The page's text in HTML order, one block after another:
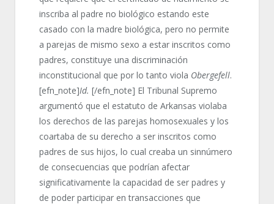
inscriba al padre no biológico estando este
casado con la madre biológica, pero no permite
a parejas de mismo sexo a estar inscritos como
padres, constituye una discriminación
inconstitucional que por lo tanto viola Obergefell.
[efn_note]Id. [/efn_note] El Tribunal Supremo
argumentó que el estatuto de Arkansas violaba
los derechos de las parejas homosexuales y los
coartaba de su derecho a ser inscritos como
padres de sus hijos, lo cual creaba un sinnúmero
de consecuencias que podrían afectar
significativamente la capacidad de ser padres y
de poder participar en transacciones que